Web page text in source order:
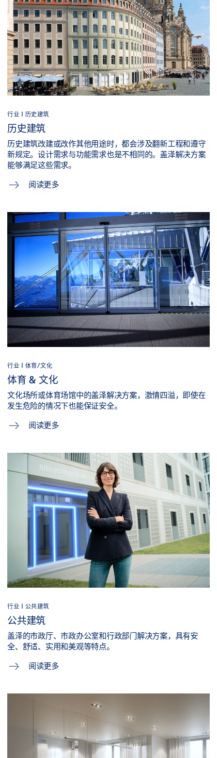
行业 | 历史建筑
历史建筑
历史建筑改建或改作其他用途时，都会涉及翻新工程和遵守
新规定。设计需求与功能需求也是不相同的。盖泽解决方案
能够满足这些需求。
阅读更多
行业 | 体育/文化
体育 & 文化
文化场所或体育场馆中的盖泽解决方案，激情四溢，即使在
发生危险的情况下也能保证安全。
阅读更多
行业 | 公共建筑
公共建筑
盖泽的市政厅、市政办公室和行政部门解决方案，具有安
全、舒适、实用和美观等特点。
阅读更多